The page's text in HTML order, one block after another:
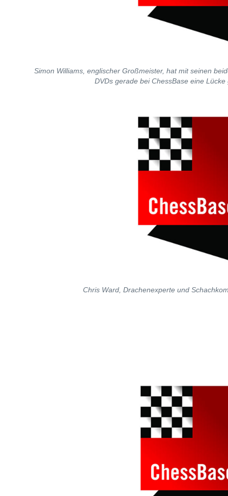
Simon Williams, englischer Großmeister, hat mit seinen
DVDs gerade bei ChessBase eine Lücke
Chris Ward, Drachenexperte und